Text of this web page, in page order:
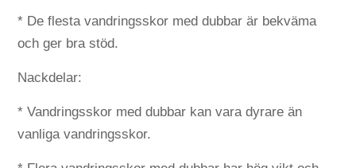
* De flesta vandringsskor med dubbar är bekväma
och ger bra stöd.
Nackdelar:
* Vandringsskor med dubbar kan vara dyrare än
vanliga vandringsskor.